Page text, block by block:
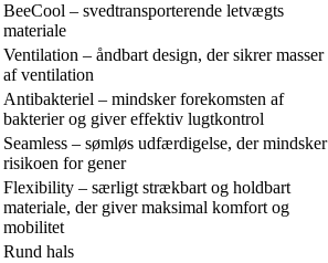
BeeCool – svedtransporterende letvægts
materiale
Ventilation – åndbart design, der sikrer masser
af ventilation
Antibakteriel – mindsker forekomsten af
bakterier og giver effektiv lugtkontrol
Seamless – sømløs udfærdigelse, der mindsker
risikoen for gener
Flexibility – særligt strækbart og holdbart
materiale, der giver maksimal komfort og
mobilitet
Rund hals